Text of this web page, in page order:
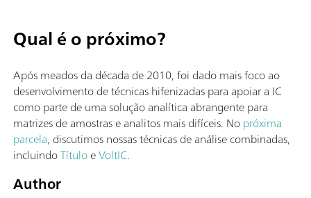
Qual é o próximo?
Após meados da década de 2010, foi dado mais foco ao
desenvolvimento de técnicas hifenizadas para apoiar a IC
como parte de uma solução analítica abrangente para
matrizes de amostras e analitos mais difíceis. Nopróxima
parcela, discutimos nossas técnicas de análise combinadas,
incluindoTítuloeVoltIC.
Author